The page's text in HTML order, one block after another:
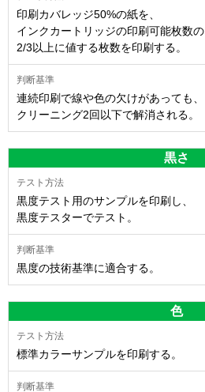
印刷カバレッジ50%の紙を、
インクカートリッジの印刷可能枚数の
2/3以上に値する枚数を印刷する。
連続印刷で線や色の欠けがあっても、
クリーニング2回以下で解消される。
黒さ
黒度テスト用のサンプルを印刷し、
黒度テスターでテスト。
黒度の技術基準に適合する。
色
標準カラーサンプルを印刷する。